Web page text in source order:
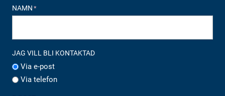
NAMN *
JAG VILL BLI KONTAKTAD
Via e-post
Via telefon